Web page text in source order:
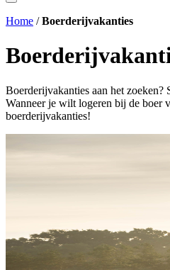
Home /Boerderijvakanties
Boerderijvakanties aan het zoeken?
Wanneer je wilt logeren bij de boer
boerderijvakanties!